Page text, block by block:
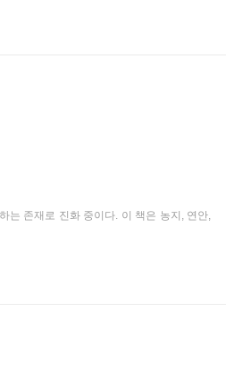
는 존재로 진화 중이다. 이 책은 농지, 연안,